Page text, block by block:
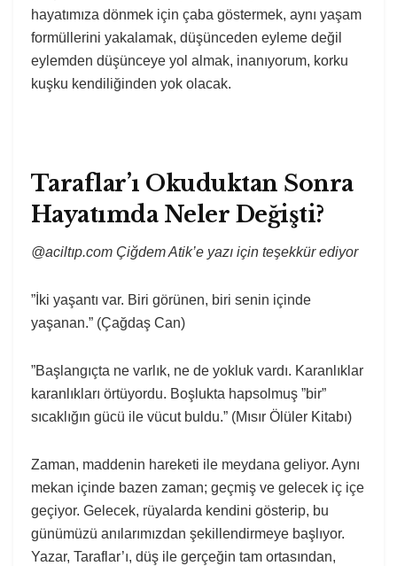
hayatımıza dönmek için çaba göstermek, aynı yaşam
formüllerini yakalamak, düşünceden eyleme değil
eylemden düşünceye yol almak, inanıyorum, korku
kuşku kendiliğinden yok olacak.
Taraflar’ı Okuduktan Sonra
Hayatımda Neler Değişti?
@aciltıp.com Çiğdem Atik’e yazı için teşekkür ediyor
”İki yaşantı var. Biri görünen, biri senin içinde
yaşanan.” (Çağdaş Can)
”Başlangıçta ne varlık, ne de yokluk vardı. Karanlıklar
karanlıkları örtüyordu. Boşlukta hapsolmuş ”bir”
sıcaklığın gücü ile vücut buldu.” (Mısır Ölüler Kitabı)
Zaman, maddenin hareketi ile meydana geliyor. Aynı
mekan içinde bazen zaman; geçmiş ve gelecek iç içe
geçiyor. Gelecek, rüyalarda kendini gösterip, bu
günümüzü anılarımızdan şekillendirmeye başlıyor.
Yazar, Taraflar’ı, düş ile gerçeğin tam ortasından,